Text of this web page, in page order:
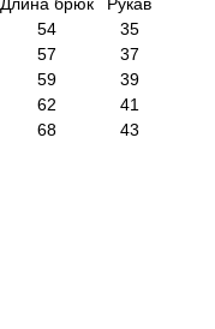
Длина брюк
Рукав
54
35
57
37
59
39
62
41
68 43